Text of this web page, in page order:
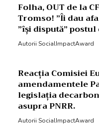
Folha, OUT de la
Tromso! ”Îi dau
”își dispută”
Autorii SocialImpactAward
Reacția Comisiei
amendamentele
legislația
asupra PNRR.
Autorii SocialImpactAward